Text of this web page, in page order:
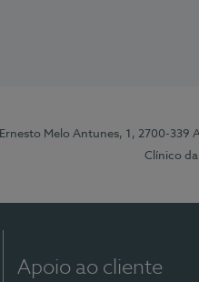
Ernesto Melo Antunes, 1, 2700-339
Clínico
Apoio ao cliente